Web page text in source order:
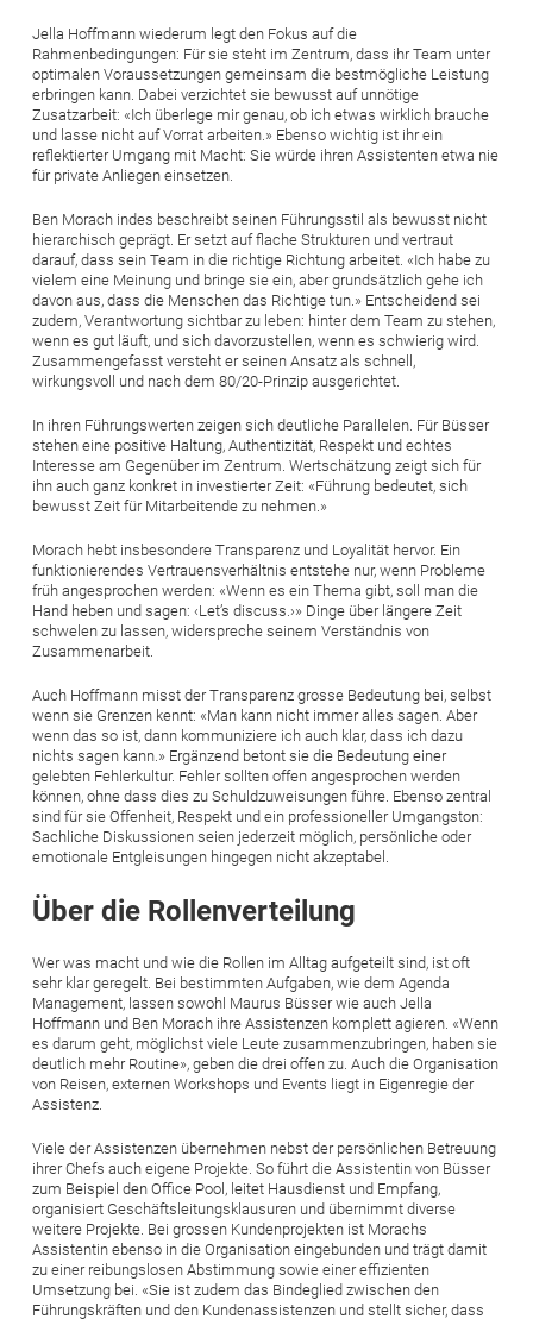
Jella Hoffmann wiederum legt den Fokus auf die
Rahmenbedingungen: Für sie steht im Zentrum, dass ihr Team unter
optimalen Voraussetzungen gemeinsam die bestmögliche Leistung
erbringen kann. Dabei verzichtet sie bewusst auf unnötige
Zusatzarbeit: «Ich überlege mir genau, ob ich etwas wirklich brauche
und lasse nicht auf Vorrat arbeiten.» Ebenso wichtig ist ihr ein
reflektierter Umgang mit Macht: Sie würde ihren Assistenten etwa nie
für private Anliegen einsetzen.
Ben Morach indes beschreibt seinen Führungsstil als bewusst nicht
hierarchisch geprägt. Er setzt auf flache Strukturen und vertraut
darauf, dass sein Team in die richtige Richtung arbeitet. «Ich habe zu
vielem eine Meinung und bringe sie ein, aber grundsätzlich gehe ich
davon aus, dass die Menschen das Richtige tun.» Entscheidend sei
zudem, Verantwortung sichtbar zu leben: hinter dem Team zu stehen,
wenn es gut läuft, und sich davorzustellen, wenn es schwierig wird.
Zusammengefasst versteht er seinen Ansatz als schnell,
wirkungsvoll und nach dem 80/20-Prinzip ausgerichtet.
In ihren Führungswerten zeigen sich deutliche Parallelen. Für Büsser
stehen eine positive Haltung, Authentizität, Respekt und echtes
Interesse am Gegenüber im Zentrum. Wertschätzung zeigt sich für
ihn auch ganz konkret in investierter Zeit: «Führung bedeutet, sich
bewusst Zeit für Mitarbeitende zu nehmen.»
Morach hebt insbesondere Transparenz und Loyalität hervor. Ein
funktionierendes Vertrauensverhältnis entstehe nur, wenn Probleme
früh angesprochen werden: «Wenn es ein Thema gibt, soll man die
Hand heben und sagen: ‹Let’s discuss.›» Dinge über längere Zeit
schwelen zu lassen, widerspreche seinem Verständnis von
Zusammenarbeit.
Auch Hoffmann misst der Transparenz grosse Bedeutung bei, selbst
wenn sie Grenzen kennt: «Man kann nicht immer alles sagen. Aber
wenn das so ist, dann kommuniziere ich auch klar, dass ich dazu
nichts sagen kann.» Ergänzend betont sie die Bedeutung einer
gelebten Fehlerkultur. Fehler sollten offen angesprochen werden
können, ohne dass dies zu Schuldzuweisungen führe. Ebenso zentral
sind für sie Offenheit, Respekt und ein professioneller Umgangston:
Sachliche Diskussionen seien jederzeit möglich, persönliche oder
emotionale Entgleisungen hingegen nicht akzeptabel.
Über die Rollenverteilung
Wer was macht und wie die Rollen im Alltag aufgeteilt sind, ist oft
sehr klar geregelt. Bei bestimmten Aufgaben, wie dem Agenda
Management, lassen sowohl Maurus Büsser wie auch Jella
Hoffmann und Ben Morach ihre Assistenzen komplett agieren. «Wenn
es darum geht, möglichst viele Leute zusammenzubringen, haben sie
deutlich mehr Routine», geben die drei offen zu. Auch die Organisation
von Reisen, externen Workshops und Events liegt in Eigenregie der
Assistenz.
Viele der Assistenzen übernehmen nebst der persönlichen Betreuung
ihrer Chefs auch eigene Projekte. So führt die Assistentin von Büsser
zum Beispiel den Office Pool, leitet Hausdienst und Empfang,
organisiert Geschäftsleitungsklausuren und übernimmt diverse
weitere Projekte. Bei grossen Kundenprojekten ist Morachs
Assistentin ebenso in die Organisation eingebunden und trägt damit
zu einer reibungslosen Abstimmung sowie einer effizienten
Umsetzung bei. «Sie ist zudem das Bindeglied zwischen den
Führungskräften und den Kundenassistenzen und stellt sicher, dass